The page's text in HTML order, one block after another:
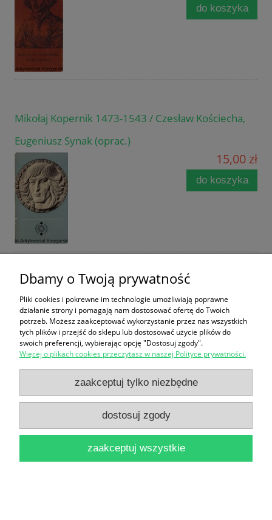
do koszyka
Mikołaj Kopernik 1473-1543 / Czesław Kościecha,
Eugeniusz Synak (oprac.)
15,00 zł
do koszyka
Mikołaj Kopernik (1473-1543) : 550 zadań i
rozwiązań w 550. rocznicę urodzin / Zbigniew
Grochowski
41,00 zł
Dbamy o Twoją prywatność
Pliki cookies i pokrewne im technologie umożliwiają poprawne
działanie strony i pomagają nam dostosować ofertę do Twoich
potrzeb. Możesz zaakceptować wykorzystanie przez nas wszystkich
tych plików i przejść do sklepu lub dostosować użycie plików do
swoich preferencji, wybierając opcję "Dostosuj zgody".
Więcej o plikach cookies przeczytasz w naszej Polityce prywatności.
zaakceptuj tylko niezbędne
dostosuj zgody
zaakceptuj wszystkie